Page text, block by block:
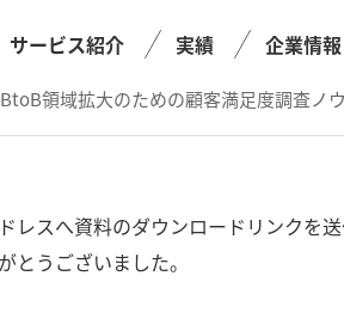
サービス紹介 実績 企業情報
領域拡大のための顧客満足度調査ノ
レスへ資料のダウンロードリンクを送
とうございました。